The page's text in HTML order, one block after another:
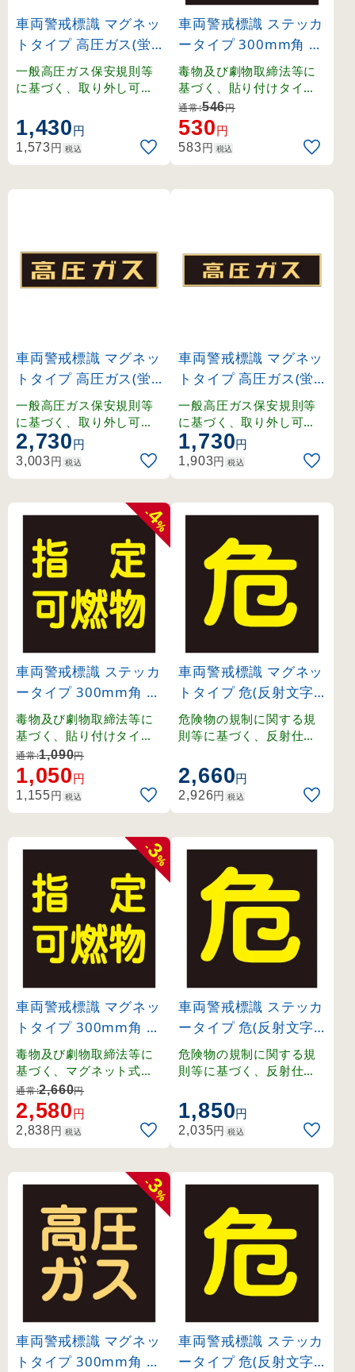
車両警戒標識 マグネッ
トタイプ 高圧ガス(蛍
光文字) 110×510×0.8
mm (43006)
一般高圧ガス保安規則等
に基づく、取り外し可能
標識。
1,430円
1,573円 税込
車両警戒標識 ステッカ
ータイプ 300mm角 毒
(無反射文字) (44006)
毒物及び劇物取締法等に
基づく、貼り付けタイプ
の車両警戒標識。
通常:546円
530円
583円 税込
車両警戒標識 マグネッ
トタイプ 高圧ガス(蛍
光文字) 150×750×0.8
mm (43001)
一般高圧ガス保安規則等
に基づく、取り外し可能
なマグネット式車両警戒
標識。
2,730円
3,003円 税込
車両警戒標識 マグネッ
トタイプ 高圧ガス(蛍
光文字) 120×600×0.8
mm (43004)
一般高圧ガス保安規則等
に基づく、取り外し可能
なマグネット式車両警戒
標識。
1,730円
1,903円 税込
-
4
%
車両警戒標識 ステッカ
ータイプ 300mm角 指
定可燃物(反射文字) (4
4009)
毒物及び劇物取締法等に
基づく、貼り付けタイプ
の車両警戒標識。
通常:1,090円
1,050円
1,155円 税込
車両警戒標識 マグネッ
トタイプ 危(反射文字)
300mm角×0.8mm (4
3012)
危険物の規制に関する規
則等に基づく、反射仕様
標識。
2,660円
2,926円 税込
-
3
%
車両警戒標識 マグネッ
トタイプ 300mm角 指
定可燃物(反射文字) (4
3020)
毒物及び劇物取締法等に
基づく、マグネット式車
両警戒標識。
通常:2,660円
2,580円
2,838円 税込
車両警戒標識 ステッカ
ータイプ 危(反射文字)
400mm角 (44004)
危険物の規制に関する規
則等に基づく、反射仕様
戒標識。
1,850円
2,035円 税込
-
3
%
車両警戒標識 マグネッ
トタイプ 300mm角 高
車両警戒標識 ステッカ
ータイプ 危(反射文字)